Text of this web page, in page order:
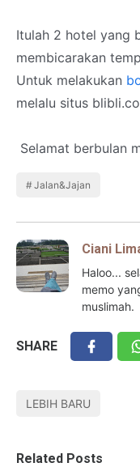
Itulah 2 hotel yang
membicarakan
Untuk melakukan
melalu situs
Selamat berbulan
Jalan&Jajan
Ciani
Haloo...
memo
muslimah.
SHARE
LEBIH BARU
Related Posts